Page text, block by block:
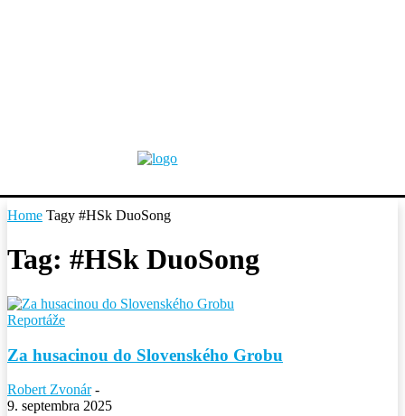
Home Tagy #HSk DuoSong
Tag: #HSk DuoSong
Reportáže
Za husacinou do Slovenského Grobu
Robert Zvonár -
9. septembra 2025